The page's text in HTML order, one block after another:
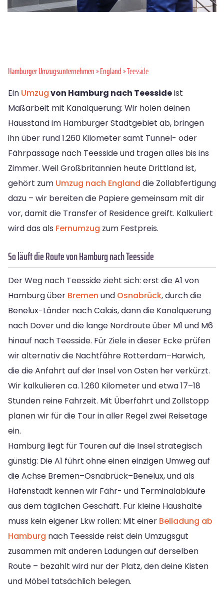
Hamburger Umzugsunternehmen»England» Teesside
Ein Umzugvon Hamburg nach Teessideist
Maßarbeit mit Kanalquerung: Wir holen deinen
Hausstand im Hamburger Stadtgebiet ab, bringen
ihn über rund 1.260 Kilometer samt Tunnel- oder
Fährpassage nach Teesside und tragen alles bis ins
Zimmer. Weil Großbritannien heute Drittland ist,
gehört zum Umzug nach England die Zollabfertigung
dazu – wir bereiten die Papiere gemeinsam mit dir
vor, damit die Transfer of Residence greift. Kalkuliert
wird das als Fernumzug zum Festpreis.
So läuft die Route von Hamburg nach Teesside
Der Weg nach Teesside zieht sich: erst die A1 von
Hamburg über Bremen und Osnabrück, durch die
Benelux-Länder nach Calais, dann die Kanalquerung
nach Dover und die lange Nordroute über M1 und M6
hinauf nach Teesside. Für Ziele in dieser Ecke prüfen
wir alternativ die Nachtfähre Rotterdam–Harwich,
die die Anfahrt auf der Insel von Osten her verkürzt.
Wir kalkulieren ca. 1.260 Kilometer und etwa 17–18
Stunden reine Fahrzeit. Mit Überfahrt und Zollstopp
planen wir für die Tour in aller Regel zwei Reisetage
ein.
Hamburg liegt für Touren auf die Insel strategisch
günstig: Die A1 führt ohne einen einzigen Umweg auf
die Achse Bremen–Osnabrück–Benelux, und als
Hafenstadt kennen wir Fähr- und Terminalabläufe
aus dem täglichen Geschäft. Für kleine Haushalte
muss kein eigener Lkw rollen: Mit einer Beiladung ab
Hamburg nach Teesside reist dein Umzugsgut
zusammen mit anderen Ladungen auf derselben
Route – bezahlt wird nur der Platz, den deine Kisten
und Möbel tatsächlich belegen.